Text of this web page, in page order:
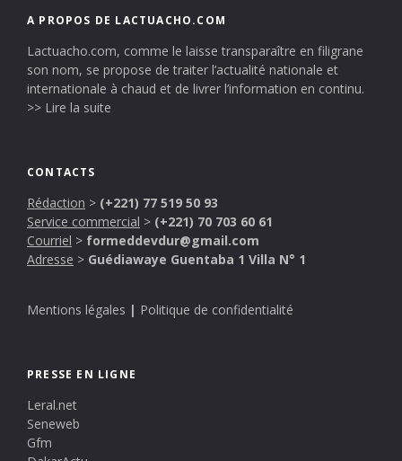
A PROPOS DE LACTUACHO.COM
Lactuacho.com, comme le laisse transparaître en filigrane
son nom, se propose de traiter l’actualité nationale et
internationale à chaud et de livrer l’information en continu.
>> Lire la suite
CONTACTS
Rédaction > (+221) 77 519 50 93
Service commercial > (+221) 70 703 60 61
Courriel > formeddevdur@gmail.com
Adresse > Guédiawaye Guentaba 1 Villa N° 1
Mentions légales | Politique de confidentialité
PRESSE EN LIGNE
Leral.net
Seneweb
Gfm